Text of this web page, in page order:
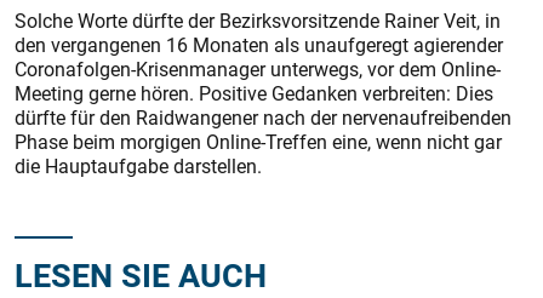
Solche Worte dürfte der Bezirksvorsitzende Rainer Veit, in
den vergangenen 16 Monaten als unaufgeregt agierender
Coronafolgen-Krisenmanager unterwegs, vor dem Online-
Meeting gerne hören. Positive Gedanken verbreiten: Dies
dürfte für den Raidwangener nach der nervenaufreibenden
Phase beim morgigen Online-Treffen eine, wenn nicht gar
die Hauptaufgabe darstellen.
LESEN SIE AUCH